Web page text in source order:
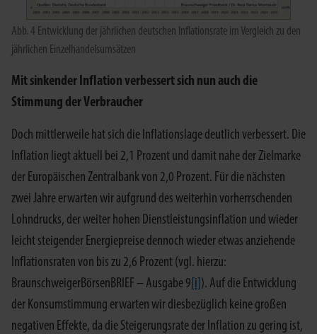
Abb. 4 Entwicklung der jährlichen deutschen Inflationsrate im Vergleich zu den
jährlichen Einzelhandelsumsätzen
Mit sinkender Inflation verbessert sich nun auch die
Stimmung der Verbraucher
Doch mittlerweile hat sich die Inflationslage deutlich verbessert. Die
Inflation liegt aktuell bei 2,1 Prozent und damit nahe der Zielmarke
der Europäischen Zentralbank von 2,0 Prozent. Für die nächsten
zwei Jahre erwarten wir aufgrund des weiterhin vorherrschenden
Lohndrucks, der weiter hohen Dienstleistungsinflation und wieder
leicht steigender Energiepreise dennoch wieder etwas anziehende
Inflationsraten von bis zu 2,6 Prozent (vgl. hierzu:
BraunschweigerBörsenBRIEF – Ausgabe 9 [i] ). Auf die Entwicklung
der Konsumstimmung erwarten wir diesbezüglich keine großen
negativen Effekte, da die Steigerungsrate der Inflation zu gering ist,